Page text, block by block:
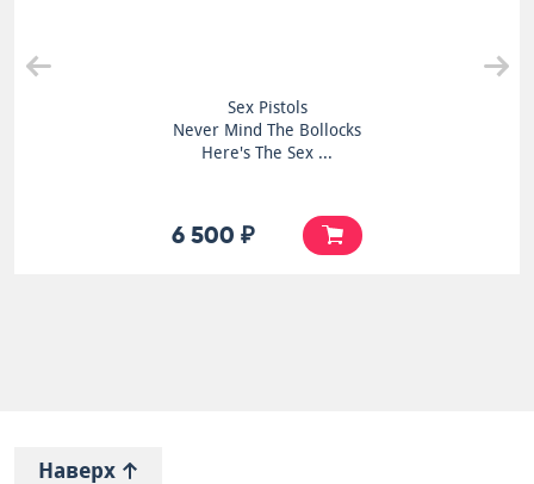
Sex Pistols
Never Mind The Bollocks
Here's The Sex ...
6 500 ₽
Наверх